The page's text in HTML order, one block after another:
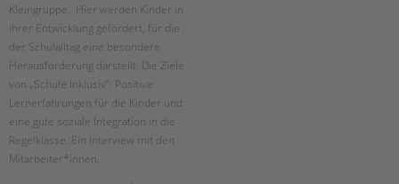
Kleingruppe. Hier werden Kinder in
ihrer Entwicklung gefördert, für die
der Schulalltag eine besondere
Herausforderung darstellt. Die Ziele
von „Schule Inklusiv“: Positive
Lernerfahrungen für die Kinder und
eine gute soziale Integration in die
Regelklasse. Ein Interview mit den
Mitarbeiter*innen.